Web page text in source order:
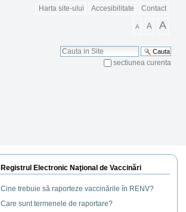
Harta site-ului Accesibilitate Contact
A A A
Cauta
sectiunea curenta
Registrul Electronic Naţional de Vaccinări
Cine trebuie să raporteze vaccinările în RENV?
Care sunt termenele de raportare?